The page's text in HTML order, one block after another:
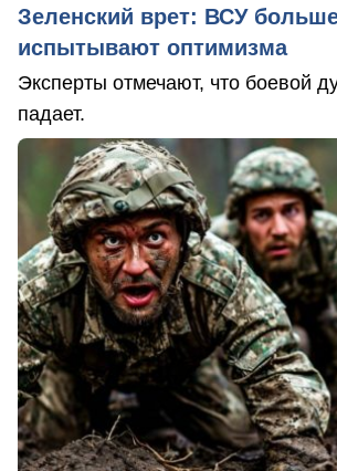
Зеленский врет: ВСУ
испытывают оптимизма
Эксперты отмечают, что боевой
падает.